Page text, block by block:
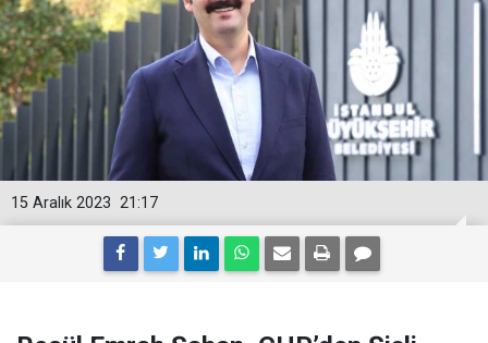
21:17
15 Aralık 2023